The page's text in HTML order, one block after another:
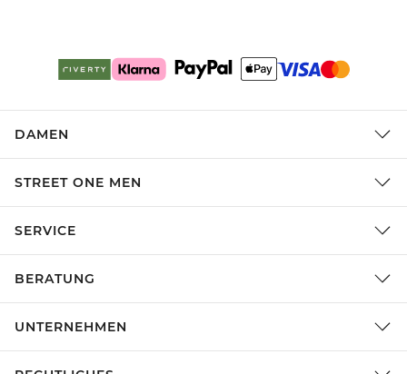
DAMEN
STREET ONE MEN
SERVICE
BERATUNG
UNTERNEHMEN